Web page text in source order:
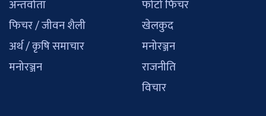
अन्तर्वाता
फिचर / जीवन शैली
अर्थ / कृषि समाचार
मनोरञ्जन
फोटो फिचर
खेलकुद
मनोरञ्जन
राजनीति
विचार